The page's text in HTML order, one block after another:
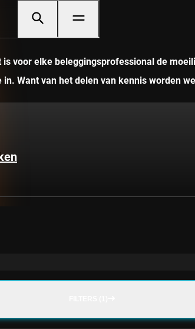
voor elke beleggingsprofessional de
Want van het delen van kennis worden